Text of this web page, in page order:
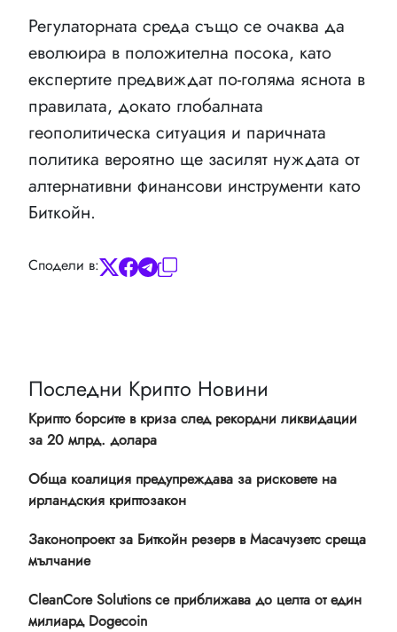
Регулаторната среда също се очаква да
еволюира в положителна посока, като
експертите предвиждат по-голяма яснота в
правилата, докато глобалната
геополитическа ситуация и паричната
политика вероятно ще засилят нуждата от
алтернативни финансови инструменти като
Биткойн.
Сподели в:
Последни Крипто Новини
Крипто борсите в криза след рекордни ликвидации
за 20 млрд. долара
Обща коалиция предупреждава за рисковете на
ирландския криптозакон
Законопроект за Биткойн резерв в Масачузетс среща
мълчание
CleanCore Solutions се приближава до целта от един
милиард Dogecoin